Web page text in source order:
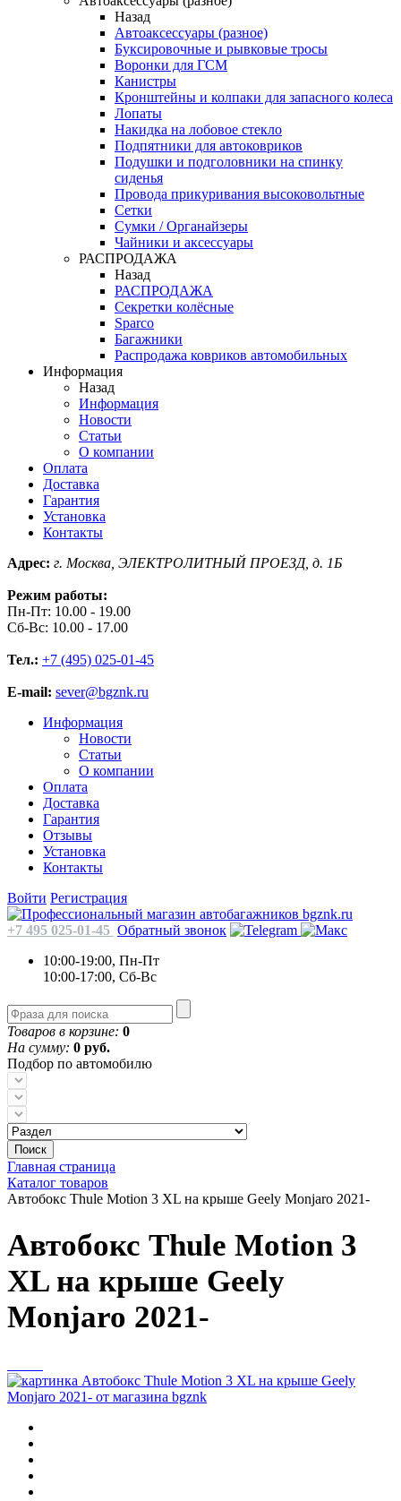
Назад
Автоаксессуары (разное)
Буксировочные и рывковые тросы
Воронки для ГСМ
Канистры
Кронштейны и колпаки для запасного колеса
Лопаты
Накидка на лобовое стекло
Подпятники для автоковриков
Подушки и подголовники на спинку
сиденья
Провода прикуривания высоковольтные
Сетки
Сумки / Органайзеры
Чайники и аксессуары
РАСПРОДАЖА
Назад
РАСПРОДАЖА
Секретки колёсные
Sparco
Багажники
Распродажа ковриков автомобильных
Информация
Назад
Информация
Новости
Статьи
О компании
Оплата
Доставка
Гарантия
Установка
Контакты
Адрес: г. Москва, ЭЛЕКТРОЛИТНЫЙ ПРОЕЗД, д. 1Б
Режим работы:
Пн-Пт: 10.00 - 19.00
Сб-Вс: 10.00 - 17.00
Тел.: +7 (495) 025-01-45
E-mail: sever@bgznk.ru
Информация
Новости
Статьи
О компании
Оплата
Доставка
Гарантия
Отзывы
Установка
Контакты
Войти Регистрация
+7 495 025-01-45 Обратный звонок
10:00-19:00, Пн-Пт
10:00-17:00, Сб-Вс
Товаров в корзине: 0
На сумму: 0 руб.
Подбор по автомобилю
Поиск
Главная страница
Каталог товаров
Автобокс Thule Motion 3 XL на крыше Geely Monjaro 2021-
Автобокс Thule Motion 3
XL на крыше Geely
Monjaro 2021-